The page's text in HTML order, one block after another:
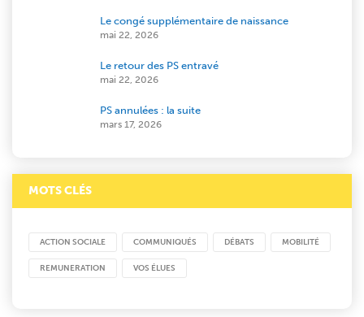
Le congé supplémentaire de naissance
mai 22, 2026
Le retour des PS entravé
mai 22, 2026
PS annulées : la suite
mars 17, 2026
MOTS CLÉS
ACTION SOCIALE COMMUNIQUÉS DÉBATS MOBILITÉ
REMUNERATION VOS ÉLUES